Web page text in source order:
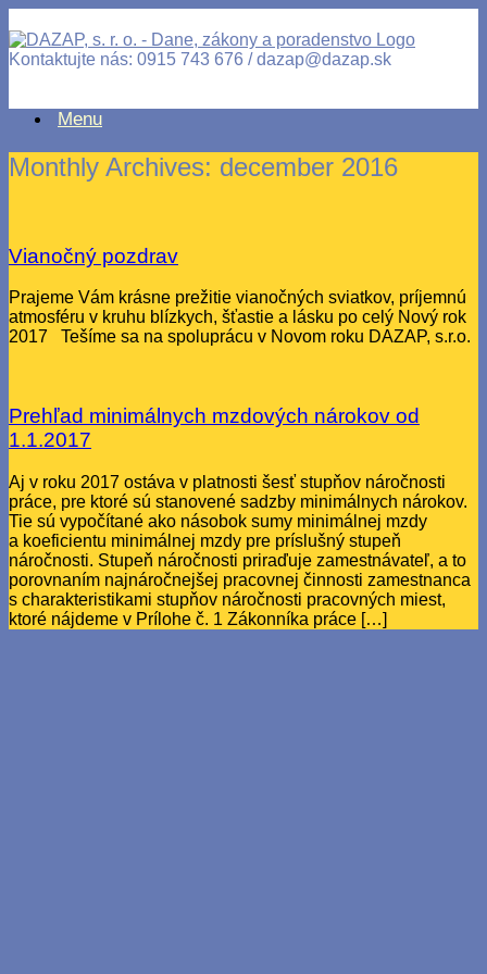
Kontaktujte nás: 0915 743 676 / dazap@dazap.sk
Menu
Monthly Archives: december 2016
Vianočný pozdrav
Prajeme Vám krásne prežitie vianočných sviatkov, príjemnú
atmosféru v kruhu blízkych, šťastie a lásku po celý Nový rok
2017 Tešíme sa na spoluprácu v Novom roku DAZAP, s.r.o.
Prehľad minimálnych mzdových nárokov od
1.1.2017
Aj v roku 2017 ostáva v platnosti šesť stupňov náročnosti
práce, pre ktoré sú stanovené sadzby minimálnych nárokov.
Tie sú vypočítané ako násobok sumy minimálnej mzdy
a koeficientu minimálnej mzdy pre príslušný stupeň
náročnosti. Stupeň náročnosti priraďuje zamestnávateľ, a to
porovnaním najnáročnejšej pracovnej činnosti zamestnanca
s charakteristikami stupňov náročnosti pracovných miest,
ktoré nájdeme v Prílohe č. 1 Zákonníka práce […]